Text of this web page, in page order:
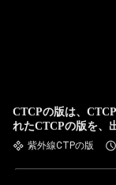
CTCPの版は、
れたCTCPの版を、
紫外線CTPの版